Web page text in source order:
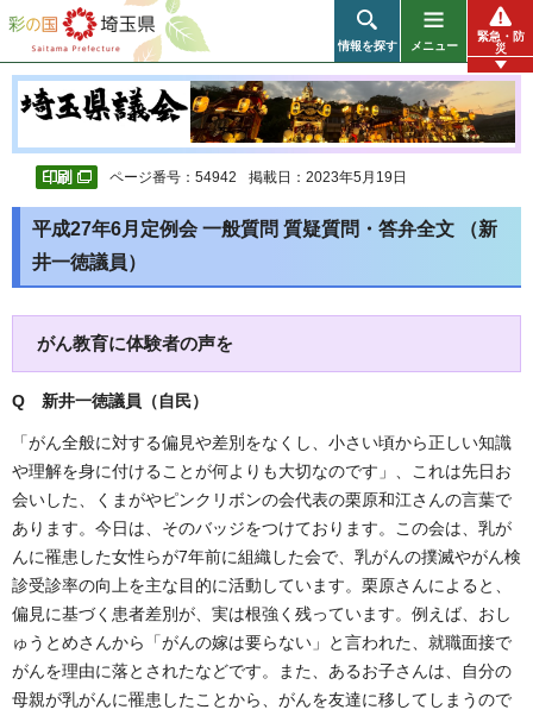
彩の国 埼玉県
情報を探す メニュー
緊急・防
災
ページ番号：54942 掲載日：2023年5月19日
平成27年6月定例会 一般質問 質疑質問・答弁全文 （新
井一徳議員）
がん教育に体験者の声を
Q 新井一徳議員（自民）
「がん全般に対する偏見や差別をなくし、小さい頃から正しい知識
や理解を身に付けることが何よりも大切なのです」、これは先日お
会いした、くまがやピンクリボンの会代表の栗原和江さんの言葉で
あります。今日は、そのバッジをつけております。この会は、乳が
んに罹患した女性らが7年前に組織した会で、乳がんの撲滅やがん検
診受診率の向上を主な目的に活動しています。栗原さんによると、
偏見に基づく患者差別が、実は根強く残っています。例えば、おし
ゅうとめさんから「がんの嫁は要らない」と言われた、就職面接で
がんを理由に落とされたなどです。また、あるお子さんは、自分の
母親が乳がんに罹患したことから、がんを友達に移してしまうので